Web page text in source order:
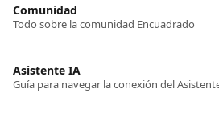
Comunidad
Todo sobre la comunidad Encuadrado
Asistente IA
Guía para navegar la conexión del